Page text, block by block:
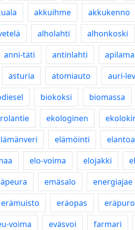
akkuihme akkukenno
alholahti alhonkoski
anni-täti antinlahti
asturia atomiauto auri-
biokoksi biomassa
ekologinen
elämöinti
elo-voima elojakki
emäsalo energiajae
erämuisto eräopas eräpuro
voima eväsvoi farmari